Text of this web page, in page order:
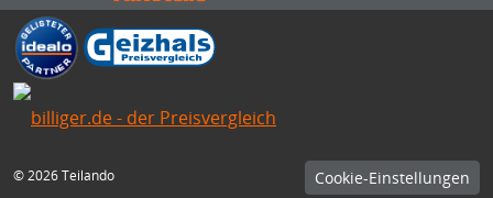
Bitte prüfen Sie, ob das über unseren Onlineshop identifizierte Ersatzteil
auch tatsächlich dem gesuchten Ersatzteil entspricht.
Gegebenenfalls sind ergänzende Informationen notwendig, um
sicherzustellen, dass das gewählte Ersatzteil auch in das gewünschte
Kraftfahrzeug passt.
Für Fragen stehen wir Ihnen gerne zur Verfügung.
© 2026 Teilando
Cookie-Einstellungen